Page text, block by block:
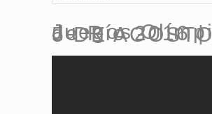
Juegos Olímpicos de Río 2016 | DÍA 5 DE AGOSTO